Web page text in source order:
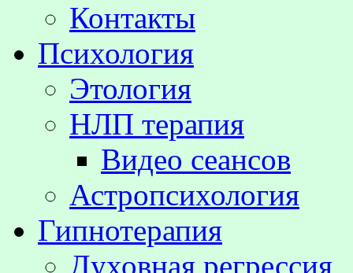
Контакты
Психология
Этология
НЛП терапия
Видео сеансов
Астропсихология
Гипнотерапия
Духовная регрессия